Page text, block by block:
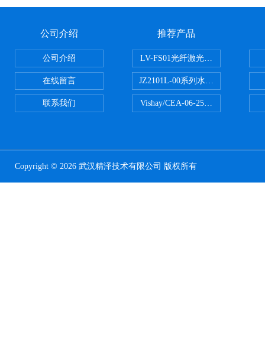
公司介绍
公司介绍
在线留言
联系我们
推荐产品
LV-FS01光纤激光测振仪
JZ2101L-00系列水下自由场-爆炸
Vishay/CEA-06-250US-350美国威
Copyright © 2026 武汉精泽技术有限公司 版权所有